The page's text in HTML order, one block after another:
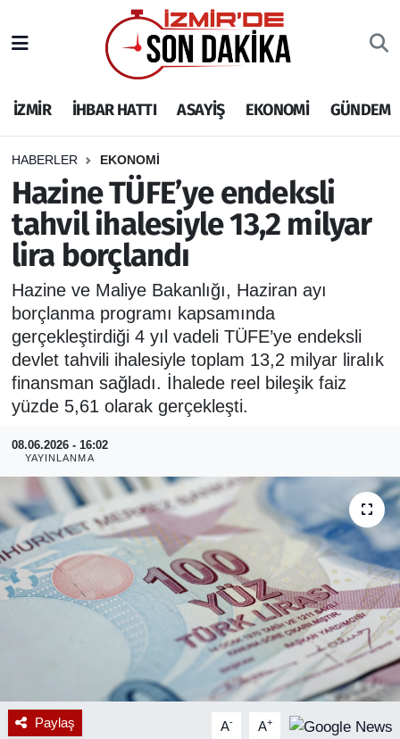
İZMİR İHBAR HATTI ASAYİŞ EKONOMİ GÜNDEM
HABERLER EKONOMİ
Hazine TÜFE’ye endeksli
tahvil ihalesiyle 13,2 milyar
lira borçlandı
Hazine ve Maliye Bakanlığı, Haziran ayı
borçlanma programı kapsamında
gerçekleştirdiği 4 yıl vadeli TÜFE’ye endeksli
devlet tahvili ihalesiyle toplam 13,2 milyar liralık
finansman sağladı. İhalede reel bileşik faiz
yüzde 5,61 olarak gerçekleşti.
08.06.2026 - 16:02
YAYINLANMA
Paylaş A- A+
İHBAR HATTI
DEPREM
GENEL
EKONOMİ
SİYASET
SPOR
ASAYİŞ
İzmir Nöbetçi Eczaneler
İzmir Hava Durumu
İzmir Namaz Vakitleri
İzmir Trafik Yoğunluk Haritası
Puan Durumu ve Fikstür
Tüm Manşetler
Son Dakika Haberleri
Haber Arşivi